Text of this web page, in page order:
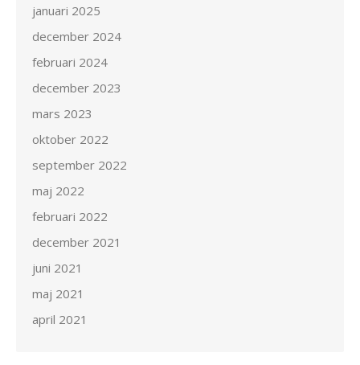
januari 2025
december 2024
februari 2024
december 2023
mars 2023
oktober 2022
september 2022
maj 2022
februari 2022
december 2021
juni 2021
maj 2021
april 2021